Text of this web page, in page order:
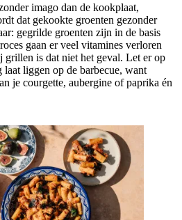
imago dan de kookplaat,
dat gekookte groenten gezonder
gegrilde groenten zijn in de basis
gaan er veel vitamines verloren
grillen is dat niet het geval. Let er op
laat liggen op de barbecue, want
je courgette, aubergine of paprika én